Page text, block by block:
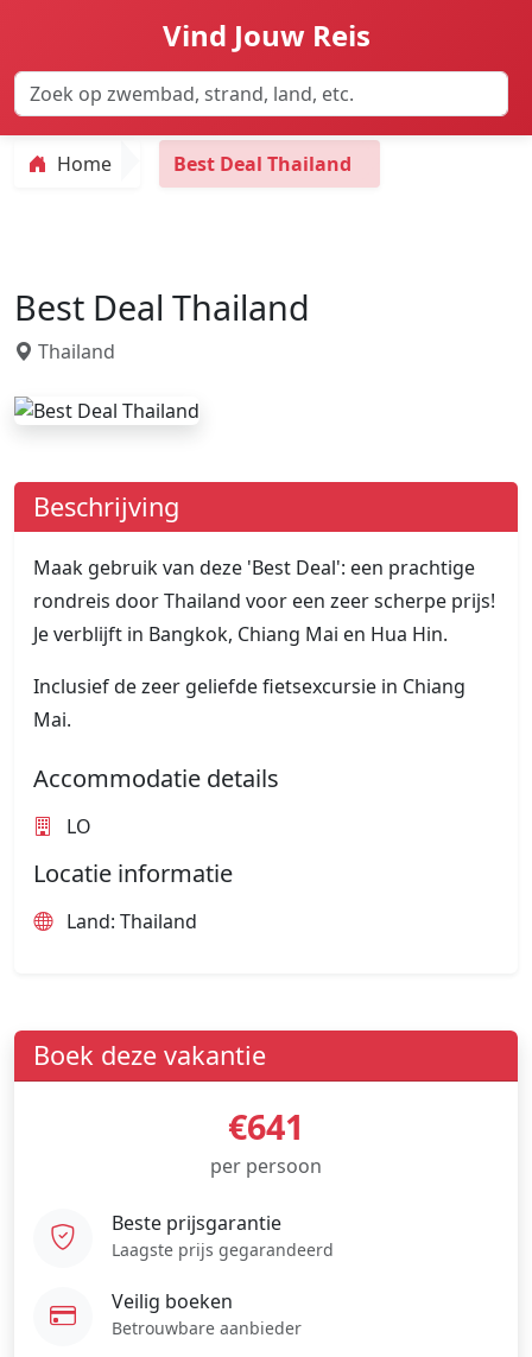
Vind Jouw Reis
Home Best Deal Thailand
Best Deal Thailand
Thailand
Beschrijving
Maak gebruik van deze 'Best Deal': een prachtige
rondreis door Thailand voor een zeer scherpe prijs!
Je verblijft in Bangkok, Chiang Mai en Hua Hin.
Inclusief de zeer geliefde fietsexcursie in Chiang
Mai.
Accommodatie details
LO
Locatie informatie
Land: Thailand
Boek deze vakantie
€641
per persoon
Beste prijsgarantie
Laagste prijs gegarandeerd
Veilig boeken
Betrouwbare aanbieder